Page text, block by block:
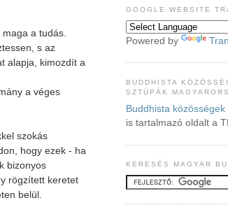
a tudás.
s az
alapja, kimozdít a
a véges
szokás
hogy ezek - ha
bizonyos
rögzített keretet
belül.
GOOGLE WEBSITE
Powered by
BUDDHISTA
SZTÚPÁK
Buddhista
is tartalmazó oldalt a
KERESÉS MAGYAR